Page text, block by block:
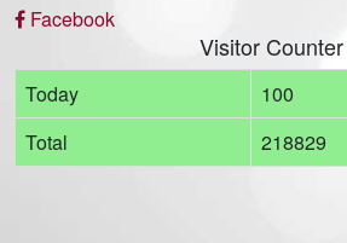
Facebook
Visitor Counter
Today
100
Total
218829